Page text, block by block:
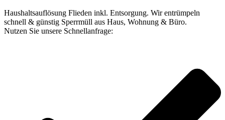
Haushaltsauflösung Flieden inkl. Entsorgung. Wir entrümpeln
schnell & günstig Sperrmüll aus Haus, Wohnung & Büro.
Nutzen Sie unsere Schnellanfrage: